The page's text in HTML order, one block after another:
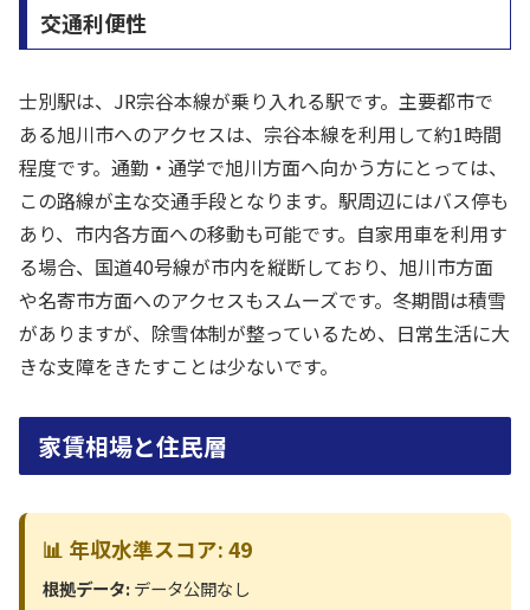
交通利便性
士別駅は、JR宗谷本線が乗り入れる駅です。主要都市で
ある旭川市へのアクセスは、宗谷本線を利用して約1時間
程度です。通勤・通学で旭川方面へ向かう方にとっては、
この路線が主な交通手段となります。駅周辺にはバス停も
あり、市内各方面への移動も可能です。自家用車を利用す
る場合、国道40号線が市内を縦断しており、旭川市方面
や名寄市方面へのアクセスもスムーズです。冬期間は積雪
がありますが、除雪体制が整っているため、日常生活に大
きな支障をきたすことは少ないです。
家賃相場と住民層
📊 年収水準スコア: 49
根拠データ:データ公開なし